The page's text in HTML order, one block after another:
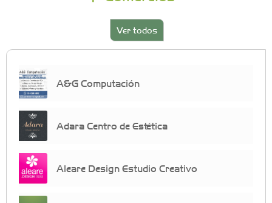
Ver todos
A&G Computación
Adara Centro de Estética
Aleare Design Estudio Creativo